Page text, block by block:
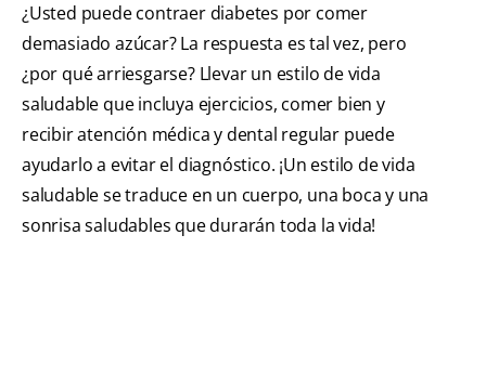
¿Usted puede contraer diabetes por comer
demasiado azúcar? La respuesta es tal vez, pero
¿por qué arriesgarse? Llevar un estilo de vida
saludable que incluya ejercicios, comer bien y
recibir atención médica y dental regular puede
ayudarlo a evitar el diagnóstico. ¡Un estilo de vida
saludable se traduce en un cuerpo, una boca y una
sonrisa saludables que durarán toda la vida!